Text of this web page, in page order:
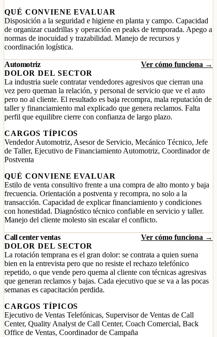
QUÉ CONVIENE EVALUAR
Disposición a la seguridad e higiene en planta y campo. Capacidad
de organizar cuadrillas y operación en peaks de temporada. Apego a
normas de inocuidad y trazabilidad. Manejo de recursos y
coordinación logística.
Automotriz
Ver cómo funciona →
DOLOR DEL SECTOR
La industria suele contratar vendedores agresivos que cierran una
vez pero queman la relación, y personal de servicio que ve el auto
pero no al cliente. El resultado es baja recompra, mala reputación de
taller y financiamiento mal explicado que genera reclamos. Falta
perfil que equilibre cierre con confianza de largo plazo.
CARGOS TÍPICOS
Vendedor Automotriz, Asesor de Servicio, Mecánico Técnico, Jefe
de Taller, Ejecutivo de Financiamiento Automotriz, Coordinador de
Postventa
QUÉ CONVIENE EVALUAR
Estilo de venta consultivo frente a una compra de alto monto y baja
frecuencia. Orientación a postventa y recompra, no solo a la
transacción. Capacidad de explicar financiamiento y condiciones
con honestidad. Diagnóstico técnico confiable en servicio y taller.
Manejo del cliente molesto sin escalar el conflicto.
Call center ventas
Ver cómo funciona →
DOLOR DEL SECTOR
La rotación temprana es el gran dolor: se contrata a quien suena
bien en la entrevista pero que no resiste el rechazo telefónico
repetido, o que vende pero quema al cliente con técnicas agresivas
que generan reclamos y bajas. Cada ejecutivo que se va a las pocas
semanas es capacitación perdida.
CARGOS TÍPICOS
Ejecutivo de Ventas Telefónicas, Supervisor de Ventas de Call
Center, Quality Analyst de Call Center, Coach Comercial, Back
Office de Ventas, Coordinador de Campaña